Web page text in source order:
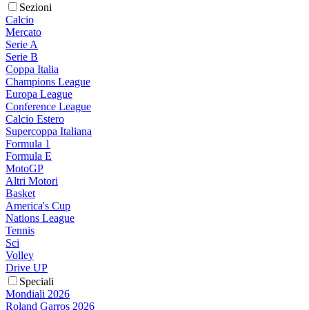
Sezioni
Calcio
Mercato
Serie A
Serie B
Coppa Italia
Champions League
Europa League
Conference League
Calcio Estero
Supercoppa Italiana
Formula 1
Formula E
MotoGP
Altri Motori
Basket
America's Cup
Nations League
Tennis
Sci
Volley
Drive UP
Speciali
Mondiali 2026
Roland Garros 2026